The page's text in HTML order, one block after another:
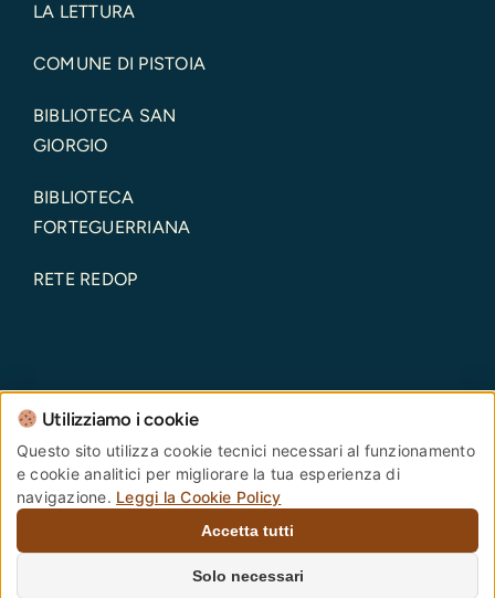
LA LETTURA
COMUNE DI PISTOIA
BIBLIOTECA SAN
GIORGIO
BIBLIOTECA
FORTEGUERRIANA
RETE REDOP
Comune di Pistoia – Piazza del Duomo, 1 – 51100 –
Pistoia – Codice Fiscale: 00108690470 Partita IVA:
00108690470
comune.pistoia@postacert.toscana.it
Centralino Unico:
0573 3711
Utilizziamo i cookie
Questo sito utilizza cookie tecnici necessari al funzionamento
e cookie analitici per migliorare la tua esperienza di
navigazione. Leggi la Cookie Policy
Accetta tutti
Solo necessari